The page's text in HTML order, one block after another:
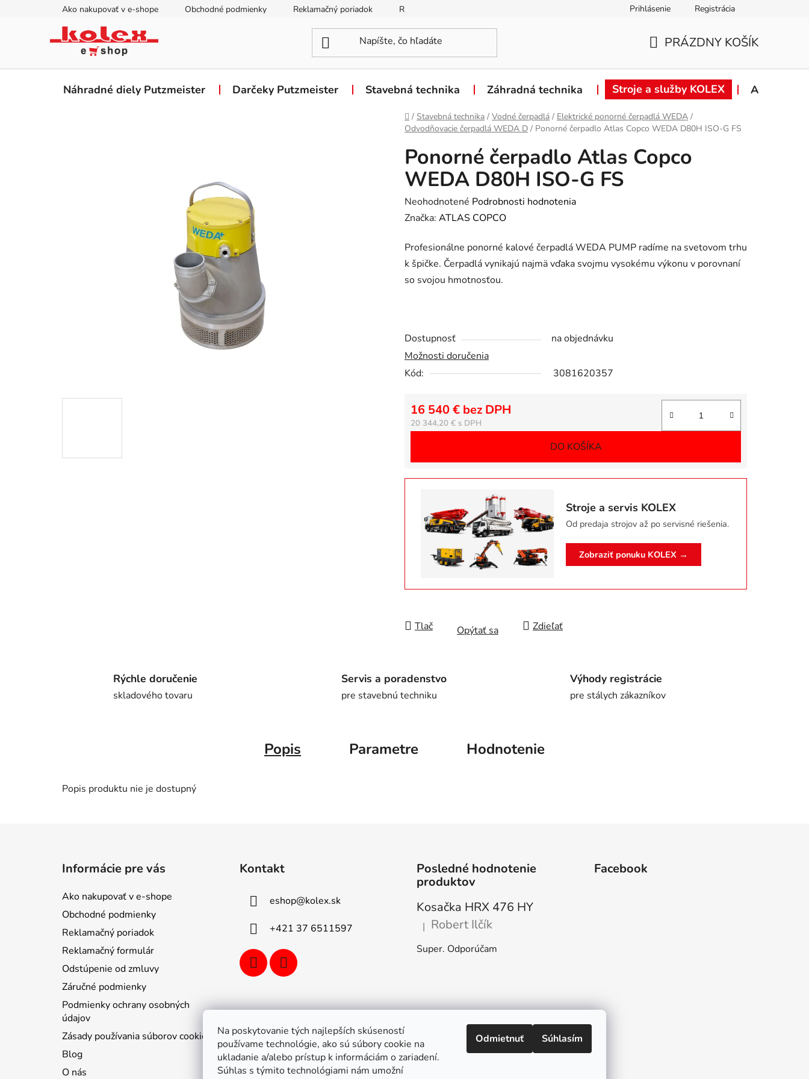
Na poskytovanie tých najlepších skúseností
používame technológie, ako sú súbory cookie na
ukladanie a/alebo prístup k informáciám o zariadení.
Súhlas s týmito technológiami nám umožní
Odmietnuť Súhlasím
Ako nakupovať v e-shope Obchodné podmienky Reklamačný poriadok Reklamačný formulár Záručné podmienky Podmienky ochrany
Prihlásenie Registrácia
KOŠÍK
PRÁZDNY KOŠÍK
Náhradné diely Putzmeister Darčeky Putzmeister Stavebná technika Záhradná technika Stroje a služby KOLEX Akcie
Domov
/ Stavebná technika / Vodné čerpadlá / Elektrické ponorné čerpadlá WEDA /
Odvodňovacie čerpadlá WEDA D / Ponorné čerpadlo Atlas Copco WEDA D80H ISO-G FS
Ponorné čerpadlo Atlas Copco
WEDA D80H ISO-G FS
Priemerné
hodnotenie
je
0,0
z
Neohodnotené Podrobnosti hodnotenia
Značka: ATLAS COPCO
Profesionálne ponorné kalové čerpadlá WEDA PUMP radíme na svetovom trhu
k špičke. Čerpadlá vynikajú najmä vďaka svojmu vysokému výkonu v porovnaní
so svojou hmotnosťou.
Dostupnosť
na objednávku
Možnosti doručenia
Kód:
3081620357
20 344,20 €
16 540 € bez DPH
DO KOŠÍKA
Stroje a servis KOLEX
Od predaja strojov až po servisné riešenia.
Zobraziť ponuku KOLEX →
Tlač Opýtať sa Zdieľať
Rýchle doručenie
skladového tovaru
Servis a poradenstvo
pre stavebnú techniku
Výhody registrácie
pre stálych zákazníkov
Popis Parametre Hodnotenie
Popis produktu nie je dostupný
Informácie pre vás
Ako nakupovať v e-shope
Obchodné podmienky
Reklamačný poriadok
Reklamačný formulár
Odstúpenie od zmluvy
Záručné podmienky
Podmienky ochrany osobných
údajov
Zásady používania súborov cookie
Blog
O nás
Kontakt
eshop@kolex.sk
+421 37 6511597
Posledné hodnotenie
produktov
Kosačka HRX 476 HY
Hodnotenie produktu je 5 z 5 hviezdičiek.
| Robert Ilčík
Super. Odporúčam
Facebook